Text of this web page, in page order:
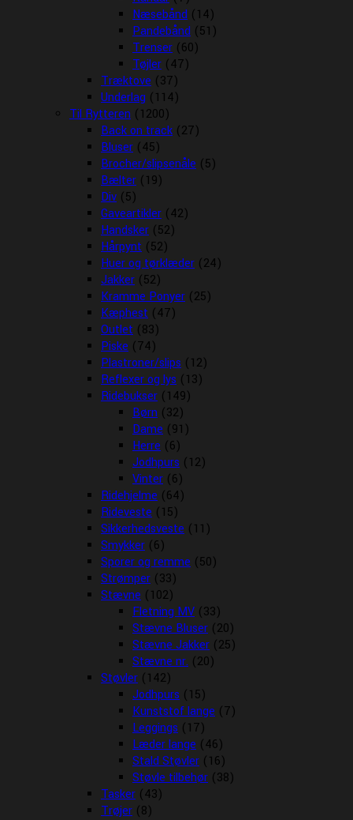
Næsebånd (14)
Pandebånd (51)
Trenser (60)
Tøjler (47)
Træktove (37)
Underlag (114)
Til Rytteren (1200)
Back on track (27)
Bluser (45)
Brocher/slipsenåle (5)
Bælter (19)
Div (5)
Gaveartikler (42)
Handsker (52)
Hårpynt (52)
Huer og tørklæder (24)
Jakker (52)
Kramme Ponyer (25)
Kæphest (47)
Outlet (83)
Piske (74)
Plastroner/slips (12)
Reflexer og lys (13)
Ridebukser (149)
Børn (32)
Dame (91)
Herre (6)
Jodhpurs (12)
Vinter (6)
Ridehjelme (64)
Rideveste (15)
Sikkerhedsveste (11)
Smykker (6)
Sporer og remme (50)
Strømper (33)
Stævne (102)
Fletning MV (33)
Stævne Bluser (20)
Stævne Jakker (25)
Stævne nr. (20)
Støvler (142)
Jodhpurs (15)
Kunststof lange (7)
Leggings (17)
Læder lange (46)
Stald Støvler (16)
Støvle tilbehør (38)
Tasker (43)
Trøjer (8)